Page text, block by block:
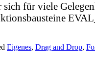
für viele
Eigenes, Drag and Drop,